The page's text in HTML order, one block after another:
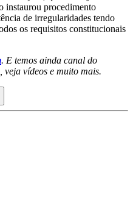
instaurou procedimento
de irregularidades tendo
os requisitos constitucionais
. E temos ainda canal do
veja vídeos e muito mais.